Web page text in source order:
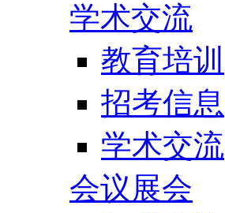
学术交流
教育培训
招考信息
学术交流
会议展会